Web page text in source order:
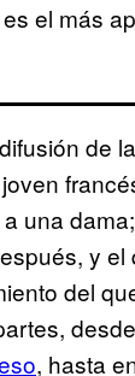
el más
de
una
y
del
, hasta